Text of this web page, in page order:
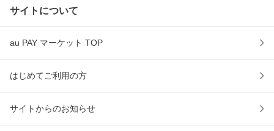
サイトについて
au PAY マーケット TOP
はじめてご利用の方
サイトからのお知らせ